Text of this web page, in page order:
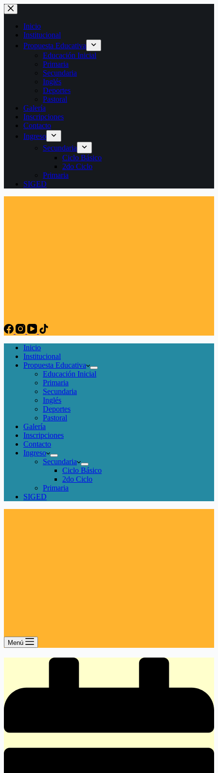
Saltar
al
contenido
Inicio
Institucional
Propuesta Educativa
Educación Inicial
Primaria
Secundaria
Inglés
Deportes
Pastoral
Galería
Inscripciones
Contacto
Ingreso
Secundaria
Ciclo Básico
2do Ciclo
Primaria
SIGED
Inicio
Institucional
Propuesta Educativa
Educación Inicial
Primaria
Secundaria
Inglés
Deportes
Pastoral
Galería
Inscripciones
Contacto
Ingreso
Secundaria
Ciclo Básico
2do Ciclo
Primaria
SIGED
Menú